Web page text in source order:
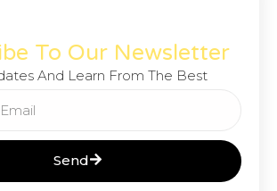
To Our Newsletter
And Learn From The Best
Send